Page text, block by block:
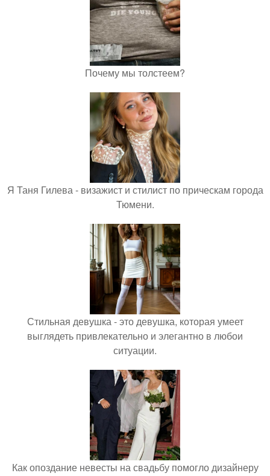
Почему мы толстеем?
Я Таня Гилева - визажист и стилист по прическам города
Тюмени.
Стильная девушка - это девушка, которая умеет
выглядеть привлекательно и элегантно в любои
ситуации.
Как опоздание невесты на свадьбу помогло дизайнеру